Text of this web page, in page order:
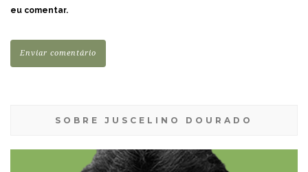
eu comentar.
SOBRE JUSCELINO DOURADO